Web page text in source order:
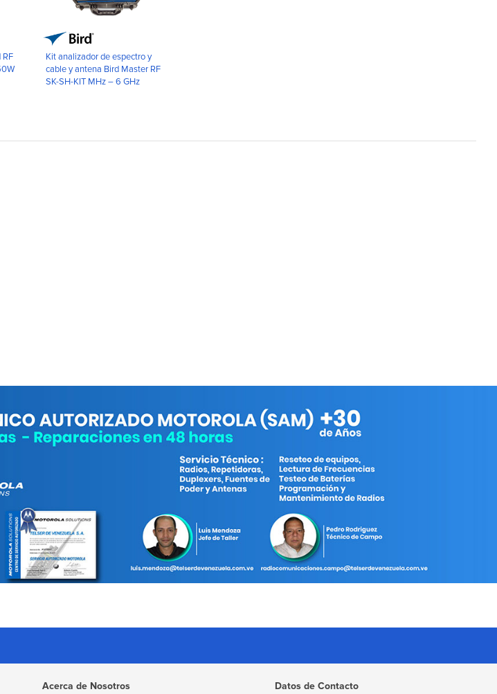
RF
Kit analizador de espectro y
cable y antena Bird Master RF
SK-SH-KIT MHz – 6 GHz
Acerca de Nosotros Datos de Contacto